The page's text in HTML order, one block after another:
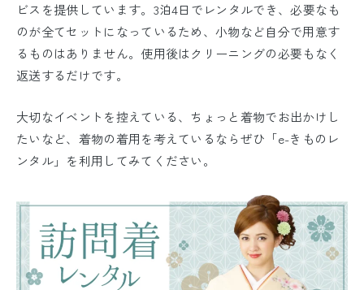
ビスを提供しています。3泊4日でレンタルでき、必要なも
のが全てセットになっているため、小物など自分で用意す
るものはありません。使用後はクリーニングの必要もなく
返送するだけです。
大切なイベントを控えている、ちょっと着物でお出かけし
たいなど、着物の着用を考えているならぜひ「e-きものレ
ンタル」を利用してみてください。